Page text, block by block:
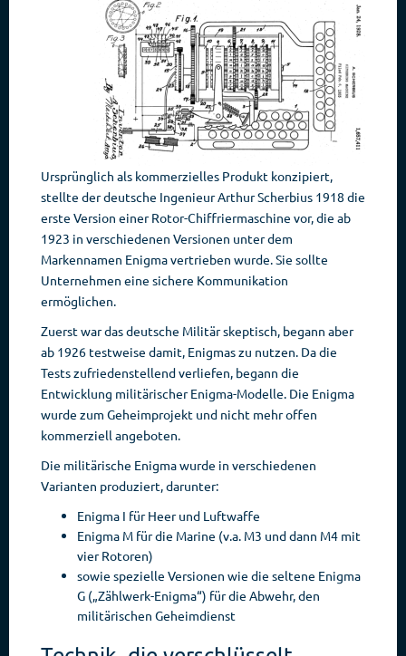
Ursprünglich als kommerzielles Produkt konzipiert,
stellte der deutsche Ingenieur Arthur Scherbius 1918 die
erste Version einer Rotor-Chiffriermaschine vor, die ab
1923 in verschiedenen Versionen unter dem
Markennamen Enigma vertrieben wurde. Sie sollte
Unternehmen eine sichere Kommunikation
ermöglichen.
Zuerst war das deutsche Militär skeptisch, begann aber
ab 1926 testweise damit, Enigmas zu nutzen. Da die
Tests zufriedenstellend verliefen, begann die
Entwicklung militärischer Enigma-Modelle. Die Enigma
wurde zum Geheimprojekt und nicht mehr offen
kommerziell angeboten.
Die militärische Enigma wurde in verschiedenen
Varianten produziert, darunter:
Enigma I für Heer und Luftwaffe
Enigma M für die Marine (v.a. M3 und dann M4 mit
vier Rotoren)
sowie spezielle Versionen wie die seltene Enigma
G („Zählwerk-Enigma“) für die Abwehr, den
militärischen Geheimdienst